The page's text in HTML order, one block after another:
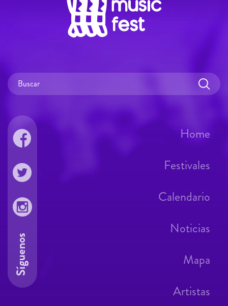
Home
Festivales
Calendario
Noticias
Mapa
Artistas
Síguenos